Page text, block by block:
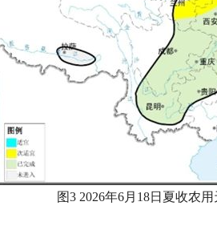
图3 2026年6月18日夏收农